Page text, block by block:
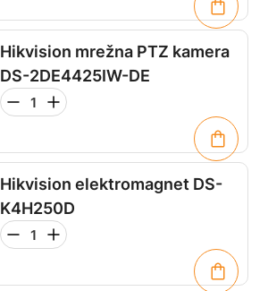
Hikvision mrežna PTZ kamera
DS-2DE4425IW-DE
Hikvision elektromagnet DS-
K4H250D